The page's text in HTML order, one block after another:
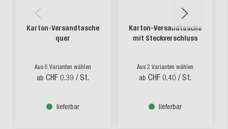
Karton-Versandtasche
quer
Aus 6 Varianten wählen
ab CHF 0.39 / St.
lieferbar
Karton-Versandtasche
mit Steckverschluss
Aus 2 Varianten wählen
ab CHF 0.40 / St.
lieferbar